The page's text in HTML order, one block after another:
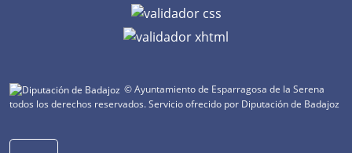
© Ayuntamiento de Esparragosa de la Serena
todos los derechos reservados.Servicio ofrecido por Diputación de Badajoz